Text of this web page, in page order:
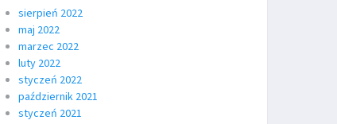
sierpień 2022
maj 2022
marzec 2022
luty 2022
styczeń 2022
październik 2021
styczeń 2021